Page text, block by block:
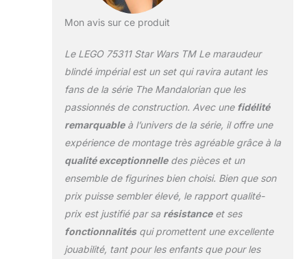
Mon avis sur ce produit
Le LEGO 75311 Star Wars TM Le maraudeur
blindé impérial est un set qui ravira autant les
fans de la série The Mandalorian que les
passionnés de construction. Avec une fidélité
remarquableà l’univers de la série, il offre une
expérience de montage très agréable grâce à la
qualité exceptionnelledes pièces et un
ensemble de figurines bien choisi. Bien que son
prix puisse sembler élevé, le rapport qualité-
prix est justifié par sa résistanceet ses
fonctionnalitésqui promettent une excellente
jouabilité, tant pour les enfants que pour les